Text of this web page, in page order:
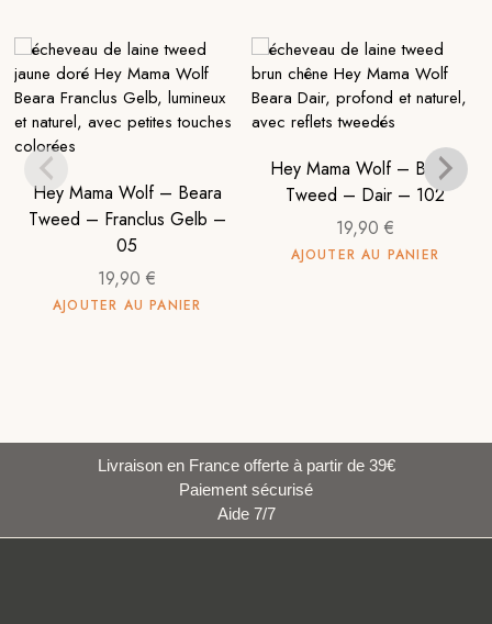
Hey Mama Wolf – Beara
Tweed – Franclus Gelb –
05
19,90€
AJOUTER AU PANIER
Hey Mama Wolf – Beara
Tweed – Dair – 102
19,90 €
AJOUTER AU PANIER
Livraison en France offerte à partir de 39€
Paiement sécurisé
Aide 7/7